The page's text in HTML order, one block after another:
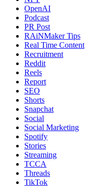
OpenAI
Podcast
PR Post
RAiNMaker Tips
Real Time Content
Recruitment
Reddit
Reels
Report
SEO
Shorts
Snapchat
Social
Social Marketing
Spotify
Stories
Streaming
TCCA
Threads
TikTok